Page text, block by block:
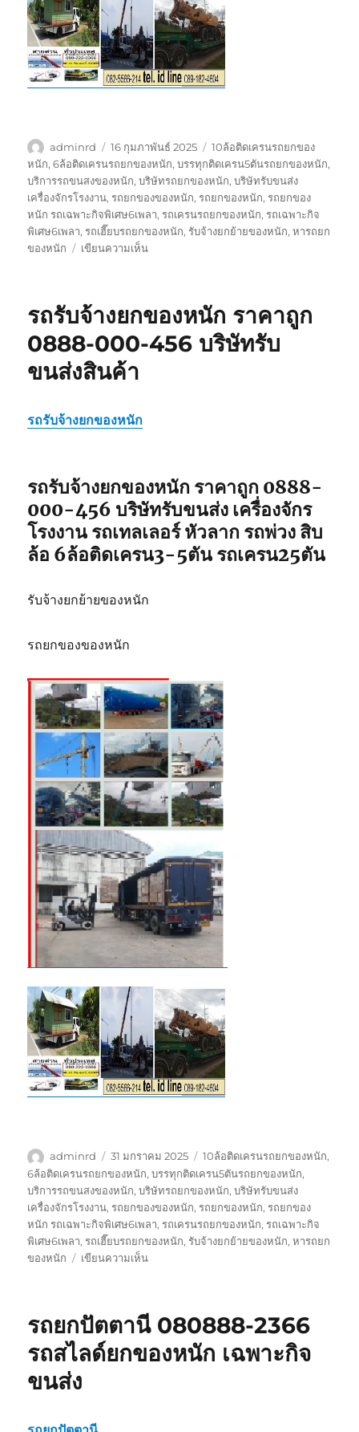
ผู้
เขียน
adminrd
เขียน
เมื่อ
16 กุมภาพันธ์ 2025
ป้าย
กำกับ
10ล้อติดเครนรถยกของ
หนัก,6ล้อติดเครนรถยกของหนัก,บรรทุกติดเครน5ตันรถยกของหนัก,
บริการรถขนสงของหนัก,บริษัทรถยกของหนัก,บริษัทรับขนส่ง
เครื่องจักรโรงงาน,รถยกของของหนัก,รถยกของหนัก,รถยกของ
หนัก รถเฉพาะกิจพิเศษ6เพลา,รถเครนรถยกของหนัก,รถเฉพาะกิจ
พิเศษ6เพลา,รถเฮี๊ยบรถยกของหนัก,รับจ้างยกย้ายของหนัก,หารถยก
ของหนัก
เขียนความเห็นบน
ของ
ราคา
สินค้า
รถรับจ้างยกของหนัก ราคาถูก
0888-000-456 บริษัทรับ
ขนส่งสินค้า
รถรับจ้างยกของหนัก
รถรับจ้างยกของหนัก ราคาถูก 0888-
000-456 บริษัทรับขนส่ง เครื่องจักร
โรงงาน รถเทลเลอร์ หัวลาก รถพ่วง สิบ
ล้อ 6ล้อติดเครน3-5ตัน รถเครน25ตัน
รับจ้างยกย้ายของหนัก
รถยกของของหนัก
ผู้
เขียน
adminrd
เขียน
เมื่อ
31 มกราคม 2025
ป้าย
กำกับ
10ล้อติดเครนรถยกของหนัก,
6ล้อติดเครนรถยกของหนัก,บรรทุกติดเครน5ตันรถยกของหนัก,
บริการรถขนสงของหนัก,บริษัทรถยกของหนัก,บริษัทรับขนส่ง
เครื่องจักรโรงงาน,รถยกของของหนัก,รถยกของหนัก,รถยกของ
หนัก รถเฉพาะกิจพิเศษ6เพลา,รถเครนรถยกของหนัก,รถเฉพาะกิจ
พิเศษ6เพลา,รถเฮี๊ยบรถยกของหนัก,รับจ้างยกย้ายของหนัก,หารถยก
ของหนัก
เขียนความเห็นบน
ของ
ราคา
รถยกปัตตานี 080888-2366
รถสไลด์ยกของหนัก เฉพาะกิจ
ขนส่ง